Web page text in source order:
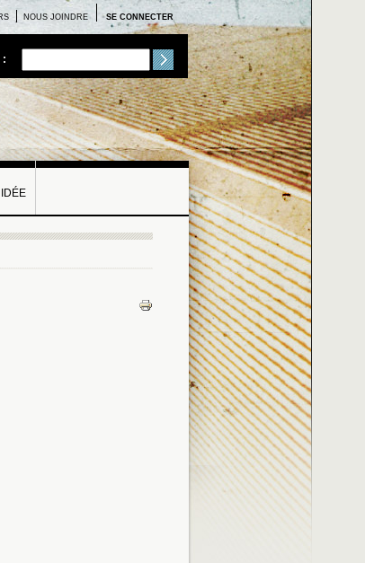
SE CONNECTER
NOUS JOINDRE
: